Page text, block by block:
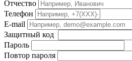
Отчество
Телефон
E-mail
Защитный код
Пароль
Повтор пароля